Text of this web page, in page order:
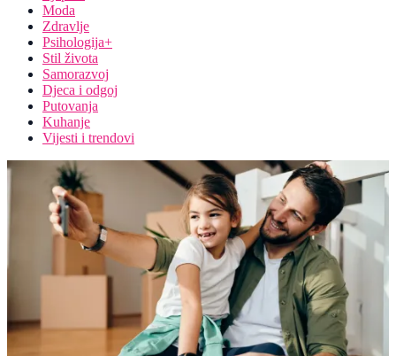
Moda
Zdravlje
Psihologija+
Stil života
Samorazvoj
Djeca i odgoj
Putovanja
Kuhanje
Vijesti i trendovi